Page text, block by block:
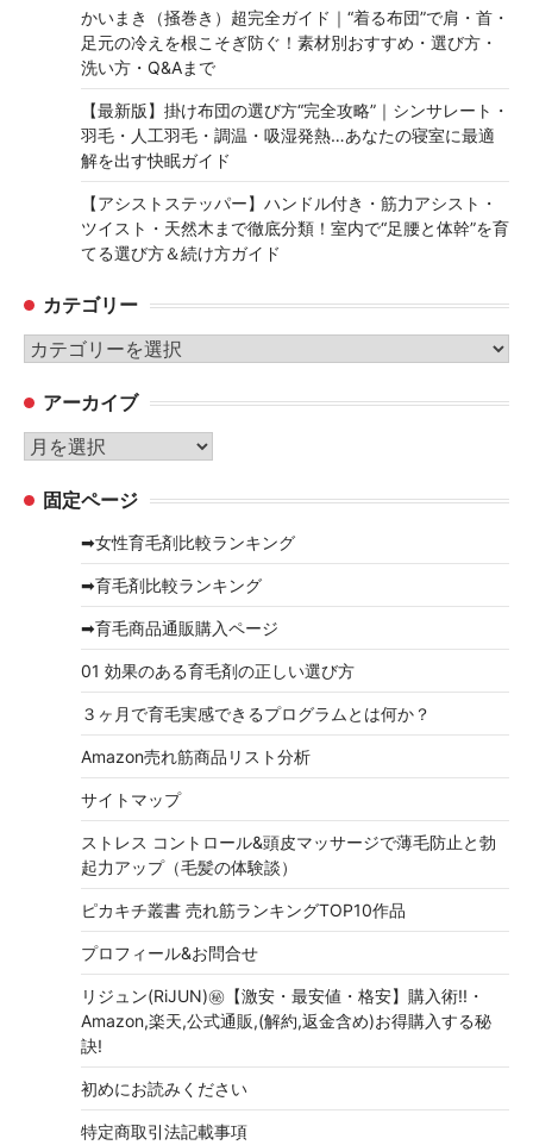
かいまき（掻巻き）超完全ガイド｜“着る布団”で肩・首・
足元の冷えを根こそぎ防ぐ！素材別おすすめ・選び方・
洗い方・Q&Aまで
【最新版】掛け布団の選び方“完全攻略”｜シンサレート・
羽毛・人工羽毛・調温・吸湿発熱…あなたの寝室に最適
解を出す快眠ガイド
【アシストステッパー】ハンドル付き・筋力アシスト・
ツイスト・天然木まで徹底分類！室内で“足腰と体幹”を育
てる選び方＆続け方ガイド
カテゴリー
カ
ゴ
リ
ー
アーカイブ
ア
カ 固定ページ
➡女性育毛剤比較ランキング
➡育毛剤比較ランキング
➡育毛商品通販購入ページ
01 効果のある育毛剤の正しい選び方
３ヶ月で育毛実感できるプログラムとは何か？
Amazon売れ筋商品リスト分析
サイトマップ
ストレス コントロール&頭皮マッサージで薄毛防止と勃
起力アップ（毛髪の体験談）
ピカキチ叢書 売れ筋ランキングTOP10作品
プロフィール&お問合せ
リジュン(RiJUN)㊙【激安・最安値・格安】購入術!!・
Amazon,楽天,公式通販,(解約,返金含め)お得購入する秘
訣!
初めにお読みください
特定商取引法記載事項